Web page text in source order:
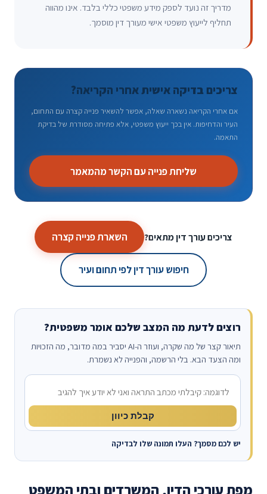
מדריך זה נועד לספק מידע משפטי כללי בלבד. אינו מהווה
תחליף לייעוץ משפטי אישי מעורך דין מוסמך.
צריכים בדיקה אישית אחרי הקריאה?
אם אחרי הקריאה נשארה שאלה, אפשר להשאיר פנייה קצרה עם התחום,
העיר והדחיפות. אין בכך ייעוץ משפטי, אלא פתיחה מסודרת של בדיקת
התאמה.
שליחת פנייה עם הקשר מהמאמר
צריכים עורך דין מתאים? השארת פנייה קצרה
חיפוש עורך דין לפי תחום ועיר
רוצים לדעת מה המצב שלכם אומר משפטית?
תיאור קצר של מה שקרה, ועוזר ה-AI יסביר במה מדובר, מה הזכויות
ומה הצעד הבא. בלי הרשמה, והפנייה לא נשמרת.
מה קרה?
קבלת כיוון
יש לכם מסמך? העלו תמונה שלו לבדיקה
מפת עורכי הדין, המשרדים ובתי המשפט